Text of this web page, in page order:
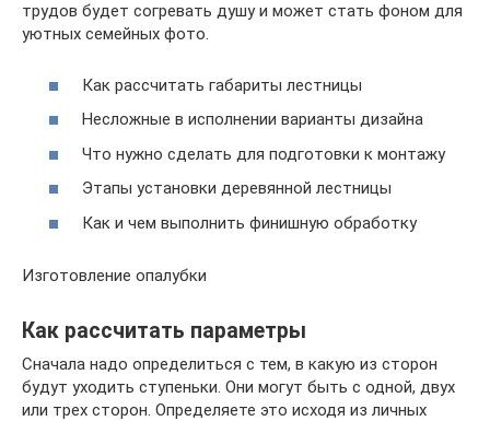
трудов будет согревать душу и может стать фоном для
уютных семейных фото.
Как рассчитать габариты лестницы
Несложные в исполнении варианты дизайна
Что нужно сделать для подготовки к монтажу
Этапы установки деревянной лестницы
Как и чем выполнить финишную обработку
Изготовление опалубки
Как рассчитать параметры
Сначала надо определиться с тем, в какую из сторон
будут уходить ступеньки. Они могут быть с одной, двух
или трех сторон. Определяете это исходя из личных